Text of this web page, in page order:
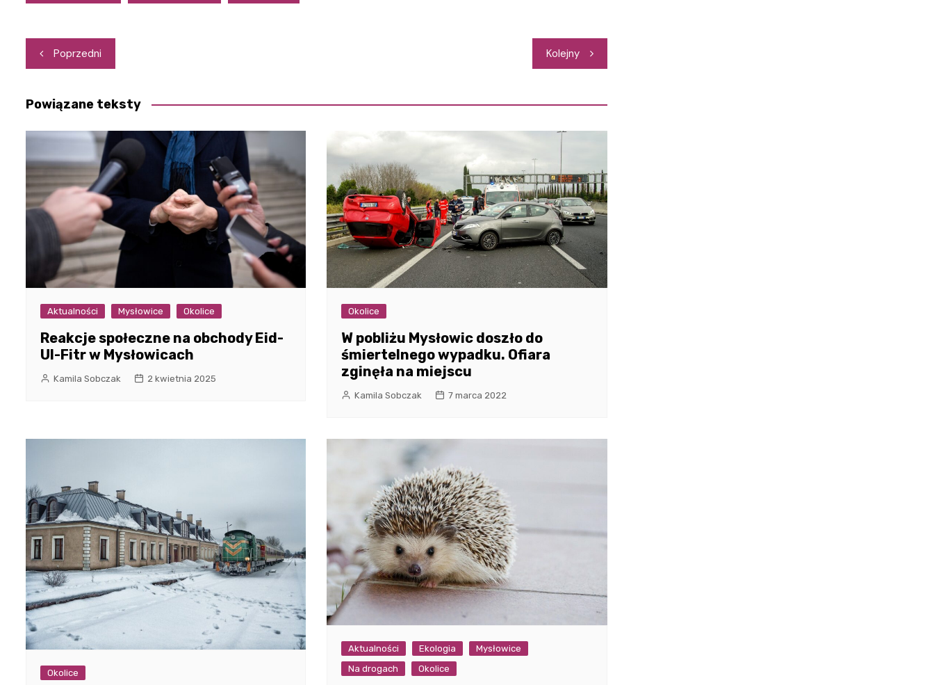
Nawigacja
wpisu
Poprzedni Kolejny
Powiązane teksty
Aktualności Mysłowice Okolice
Reakcje społeczne na obchody Eid-
Ul-Fitr w Mysłowicach
Kamila Sobczak 2 kwietnia 2025
Okolice
W pobliżu Mysłowic doszło do
śmiertelnego wypadku. Ofiara
zginęła na miejscu
Kamila Sobczak 7 marca 2022
Okolice
Aktualności Ekologia
Mysłowice
Na drogach
Okolice